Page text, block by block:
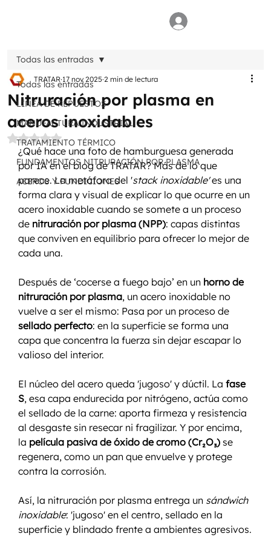
Todas las entradas
LÍNEA DE REPUESTOS
MANUFACTURA INDUSTRIAL
TRATAMIENTO TÉRMICO
FUNDAMENTOS NITRURACIÓN POR PLASMA
ACEROS Y FUNDICIONES
Todas las entradas
Nitruración por plasma en
aceros inoxidables
TRATAR 17 nov 2025 2 min de lectura
Obtuvo NaN de 5 estrellas.
¿Qué hace una foto de hamburguesa generada
por IA en el blog de TRATAR? Más de lo que
parece. La metáfora del 'stack inoxidable' es una
forma clara y visual de explicar lo que ocurre en un
acero inoxidable cuando se somete a un proceso
de nitruración por plasma (NPP): capas distintas
que conviven en equilibrio para ofrecer lo mejor de
cada una.
Después de ‘cocerse a fuego bajo’ en un horno de
nitruración por plasma, un acero inoxidable no
vuelve a ser el mismo: Pasa por un proceso de
sellado perfecto: en la superficie se forma una
capa que concentra la fuerza sin dejar escapar lo
valioso del interior.
El núcleo del acero queda 'jugoso' y dúctil. La fase
S, esa capa endurecida por nitrógeno, actúa como
el sellado de la carne: aporta firmeza y resistencia
al desgaste sin resecar ni fragilizar. Y por encima,
la película pasiva de óxido de cromo (Cr₂O₃) se
regenera, como un pan que envuelve y protege
contra la corrosión.
Así, la nitruración por plasma entrega un sándwich
inoxidable: 'jugoso' en el centro, sellado en la
superficie y blindado frente a ambientes agresivos.